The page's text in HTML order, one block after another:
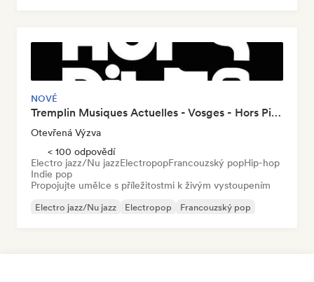
NOVÉ
Tremplin Musiques Actuelles - Vosges - Hors Piste x Groover
Otevřená Výzva
< 100 odpovědí
Electro jazz/Nu jazzElectropopFrancouzský popHip-hop
Indie pop
Propojujte umělce s příležitostmi k živým vystoupením
Electro jazz/Nu jazz Electropop
Francouzský pop